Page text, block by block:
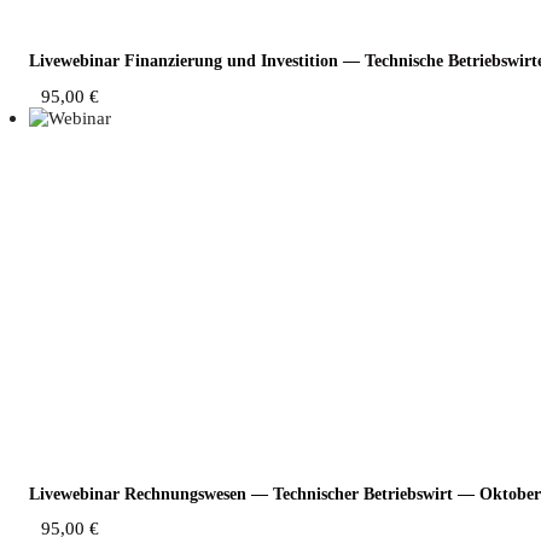
Live­web­i­nar Finan­zie­rung und Inves­ti­ti­on — Tech­ni­sche
95,00 €
Live­web­i­nar Rech­nungs­we­sen — Tech­ni­scher Betriebs­wirt —
95,00 €